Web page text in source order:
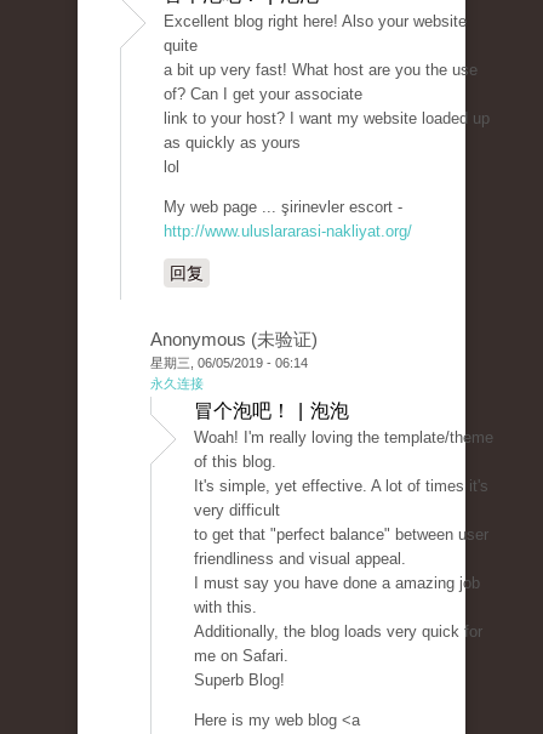
Excellent blog right here! Also your website
quite
a bit up very fast! What host are you the use
of? Can I get your associate
link to your host? I want my website loaded up
as quickly as yours
lol
My web page ... şirinevler escort -
http://www.uluslararasi-nakliyat.org/
回复
Anonymous (未验证)
星期三, 06/05/2019 - 06:14
永久连接
冒个泡吧！ | 泡泡
Woah! I'm really loving the template/theme
of this blog.
It's simple, yet effective. A lot of times it's
very difficult
to get that "perfect balance" between user
friendliness and visual appeal.
I must say you have done a amazing job
with this.
Additionally, the blog loads very quick for
me on Safari.
Superb Blog!
Here is my web blog <a